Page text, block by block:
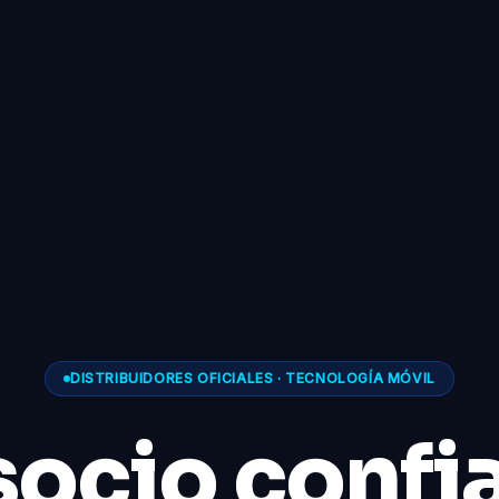
DISTRIBUIDORES OFICIALES · TECNOLOGÍA MÓVIL